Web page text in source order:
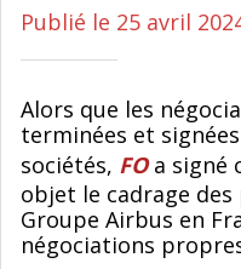
Publié le 25 avril
Alors que les
terminées et
sociétés, FOa signé
objet le cadrage
Groupe Airbus en
négociations